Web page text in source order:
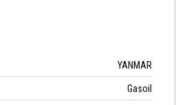
YANMAR
Gasoil